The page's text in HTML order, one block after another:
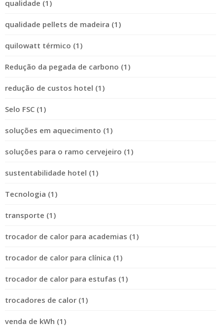
qualidade (1)
qualidade pellets de madeira (1)
quilowatt térmico (1)
Redução da pegada de carbono (1)
redução de custos hotel (1)
Selo FSC (1)
soluções em aquecimento (1)
soluções para o ramo cervejeiro (1)
sustentabilidade hotel (1)
Tecnologia (1)
transporte (1)
trocador de calor para academias (1)
trocador de calor para clínica (1)
trocador de calor para estufas (1)
trocadores de calor (1)
venda de kWh (1)